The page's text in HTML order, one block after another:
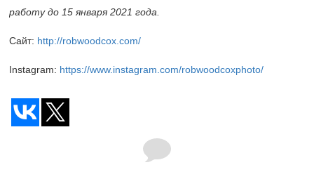
работу до 15 января 2021 года.
Сайт: http://robwoodcox.com/
Instagram: https://www.instagram.com/robwoodcoxphoto/